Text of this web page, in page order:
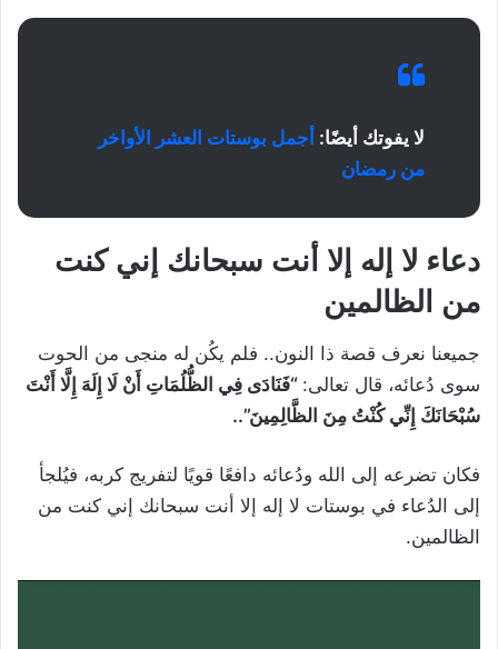
لا يفوتك أيضًا: أجمل بوستات العشر الأواخر
من رمضان
دعاء لا إله إلا أنت سبحانك إني كنت
من الظالمين
جميعنا نعرف قصة ذا النون.. فلم يكُن له منجى من الحوت
سوى دُعائه، قال تعالى: “فَنَادَى فِي الظُّلُمَاتِ أَنْ لَا إِلَهَ إِلَّا أَنْتَ
سُبْحَانَكَ إِنِّي كُنْتُ مِنَ الظَّالِمِينَ”..
فكان تضرعه إلى الله ودُعائه دافعًا قويًا لتفريج كربه، فيُلجأ
إلى الدُعاء في بوستات لا إله إلا أنت سبحانك إني كنت من
الظالمين.